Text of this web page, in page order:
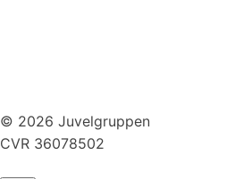
© 2026 Juvelgruppen
CVR 36078502